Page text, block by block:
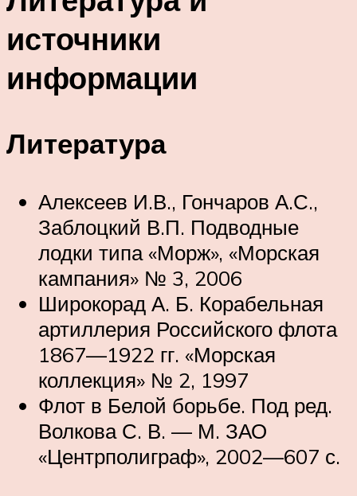
источники
информации
Литература
Алексеев И.В., Гончаров А.С.,
Заблоцкий В.П. Подводные
лодки типа «Морж», «Морская
кампания» № 3, 2006
Широкорад А. Б. Корабельная
артиллерия Российского флота
1867—1922 гг. «Морская
коллекция» № 2, 1997
Флот в Белой борьбе. Под ред.
Волкова С. В. — М. ЗАО
«Центрполиграф», 2002—607 с.